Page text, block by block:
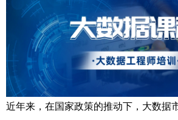
近年来，在国家政策的推动下，大数据